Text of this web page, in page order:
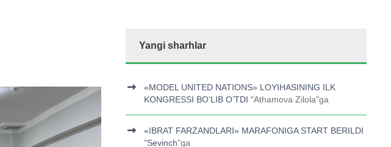
Yangi sharhlar
«MODEL UNITED NATIONS» LOYIHASINING ILK
KONGRESSI BOʻLIB O’TDI "Athamova Zilola"ga
«IBRAT FARZANDLARI» MARAFONIGA START BERILDI
"Sevinch"ga